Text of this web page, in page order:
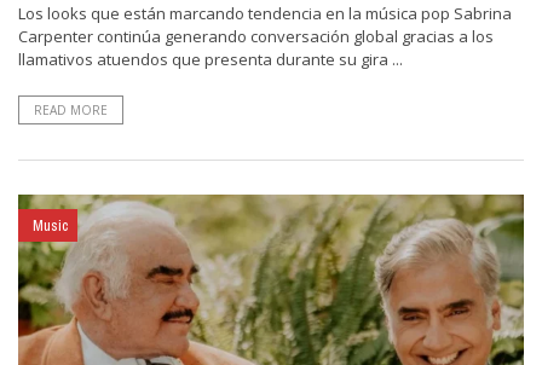
Los looks que están marcando tendencia en la música pop Sabrina
Carpenter continúa generando conversación global gracias a los
llamativos atuendos que presenta durante su gira ...
READ MORE
Music